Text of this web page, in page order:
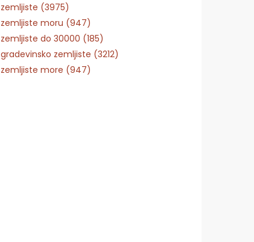
zemljiste (3975)
zemljiste moru (947)
zemljiste do 30000 (185)
gradevinsko zemljiste (3212)
zemljiste more (947)